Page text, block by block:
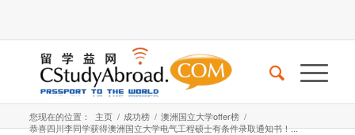
您现在的位置： 主页 / 成功榜 / 澳洲国立大学offer榜 /
恭喜四川李同学获得澳洲国立大学电气工程硕士有条件录取通知书！...